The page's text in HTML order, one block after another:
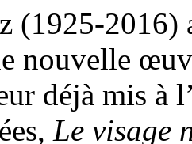
(1925-2016)
nouvelle
déjà mis à
Le visage